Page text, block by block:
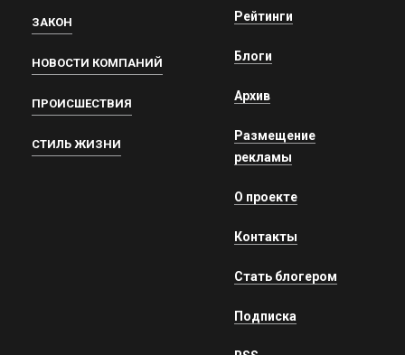
ЗАКОН
НОВОСТИ КОМПАНИЙ
ПРОИСШЕСТВИЯ
СТИЛЬ ЖИЗНИ
Рейтинги
Блоги
Архив
Размещение
рекламы
О проекте
Контакты
Стать блогером
Подписка